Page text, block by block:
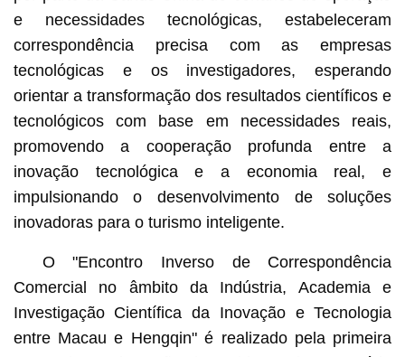
e necessidades tecnológicas, estabeleceram
correspondência precisa com as empresas
tecnológicas e os investigadores, esperando
orientar a transformação dos resultados científicos e
tecnológicos com base em necessidades reais,
promovendo a cooperação profunda entre a
inovação tecnológica e a economia real, e
impulsionando o desenvolvimento de soluções
inovadoras para o turismo inteligente.
O "Encontro Inverso de Correspondência
Comercial no âmbito da Indústria, Academia e
Investigação Científica da Inovação e Tecnologia
entre Macau e Hengqin" é realizado pela primeira